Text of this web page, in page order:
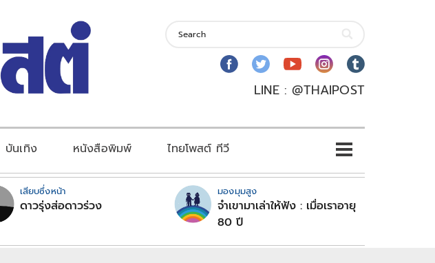
LINE : @THAIPOST
บันเทิง หนังสือพิมพ์ ไทยโพสต์ ทีวี
เสียบซึ่งหน้า
ดาวรุ่งส่อดาวร่วง
มองมุมสูง
จำเขามาเล่าให้ฟัง : เมื่อเราอายุ
80 ปี